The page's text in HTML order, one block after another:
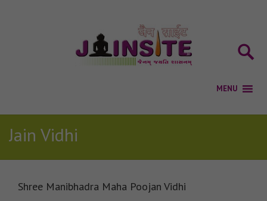
Jain Vidhi
Shree Manibhadra Maha Poojan Vidhi